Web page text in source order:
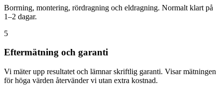
Borrning, montering, rördragning och eldragning. Normalt klart på
1–2 dagar.
5
Eftermätning och garanti
Vi mäter upp resultatet och lämnar skriftlig garanti. Visar mätningen
för höga värden återvänder vi utan extra kostnad.